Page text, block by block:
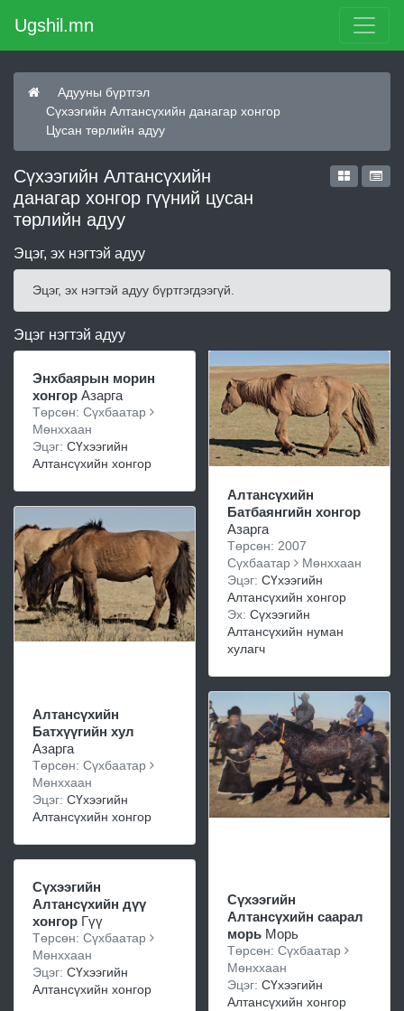
Ugshil.mn
Адууны бүртгэл
Сүхээгийн Алтансүхийн данагар хонгор
Цусан төрлийн адуу
Сүхээгийн Алтансүхийн
данагар хонгор гүүний цусан
төрлийн адуу
Эцэг, эх нэгтэй адуу
Эцэг, эх нэгтэй адуу бүртгэгдээгүй.
Эцэг нэгтэй адуу
Энхбаярын морин
хонгор Азарга
Төрсөн: Сүхбаатар
Мөнххаан
Эцэг: СҮхээгийн
Алтансүхийн хонгор
Алтансүхийн
Батхүүгийн хул
Азарга
Төрсөн: Сүхбаатар
Мөнххаан
Эцэг: СҮхээгийн
Алтансүхийн хонгор
Сүхээгийн
Алтансүхийн дүү
хонгор Гүү
Төрсөн: Сүхбаатар
Мөнххаан
Эцэг: СҮхээгийн
Алтансүхийн хонгор
Алтансүхийн
Батбаянгийн хонгор
Азарга
Төрсөн: 2007
Сүхбаатар
Мөнххаан
Эцэг: СҮхээгийн
Алтансүхийн хонгор
Эх: Сүхээгийн
Алтансүхийн нуман
хулагч
Сүхээгийн
Алтансүхийн саарал
морь Морь
Төрсөн: Сүхбаатар
Мөнххаан
Эцэг: СҮхээгийн
Алтансүхийн хонгор